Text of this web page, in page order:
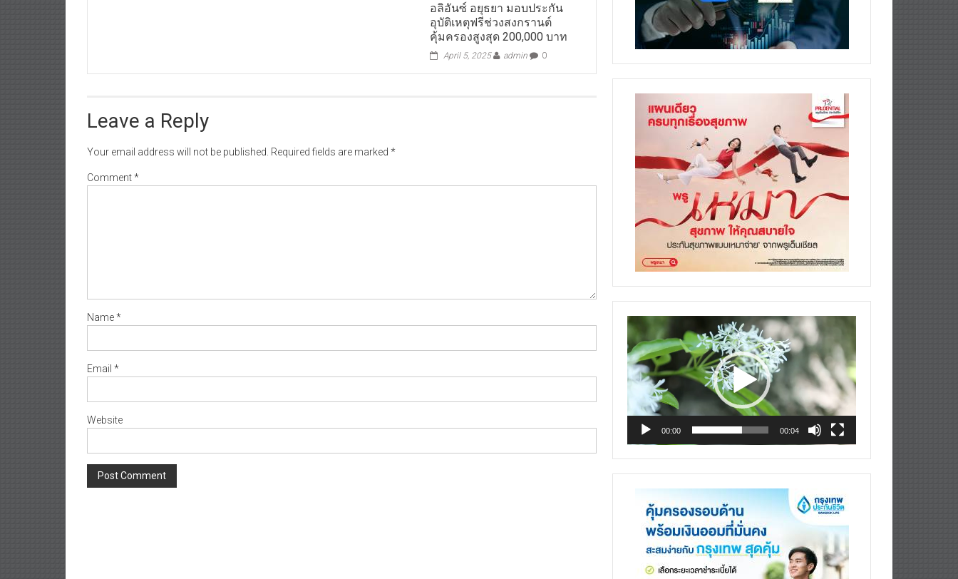
อลิอันซ์ อยุธยา มอบประกัน
อุบัติเหตุฟรีช่วงสงกรานต์
คุ้มครองสูงสุด 200,000 บาท
April 5, 2025 admin 0
Leave a Reply
Your email address will not be published. Required fields are marked *
Comment*
Name*
Email *
Website
Video
Player
00:00 00:04